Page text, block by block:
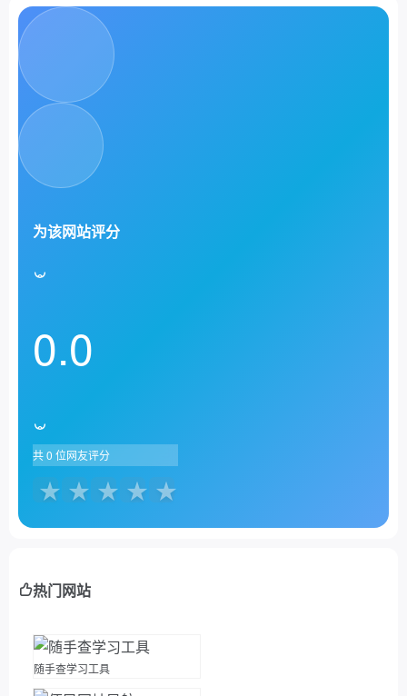
为该网站评分
0.0
共0 位网友评分
热门网站
随手查学习工具